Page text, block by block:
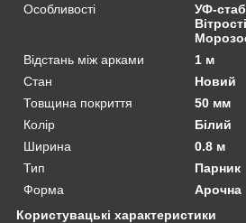
Особливості
УФ-
Відстань між арками
1 м
Стан
Новий
Товщина покриття
50 мм
Колір
Білий
Ширина
0.8 м
Тип
Парник
Форма
Арочна
Користувацькі характеристики